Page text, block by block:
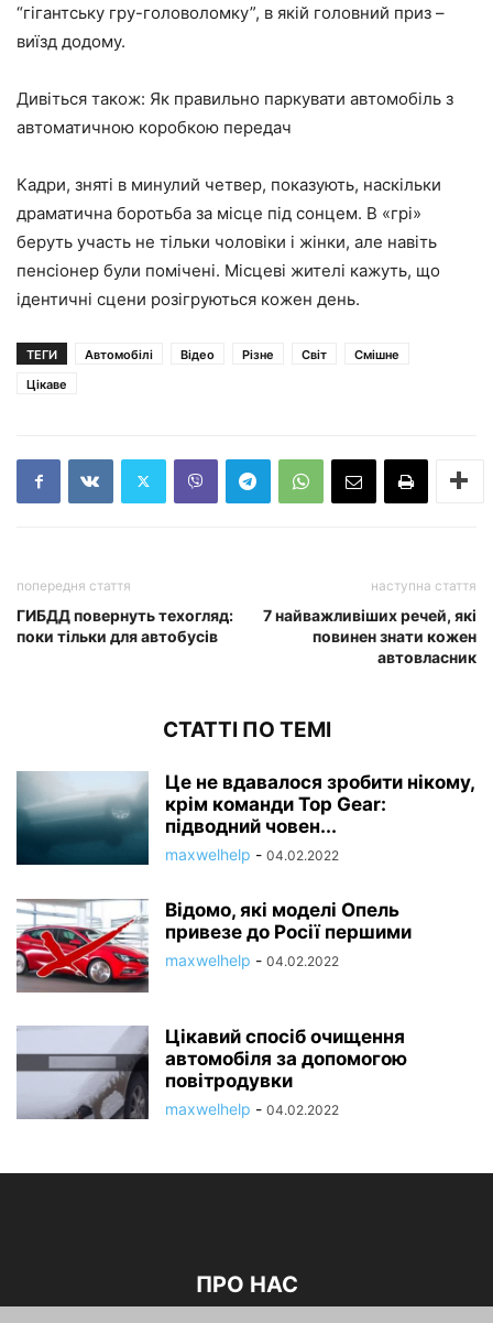
“гігантську гру-головоломку”, в якій головний приз –
виїзд додому.
Дивіться також: Як правильно паркувати автомобіль з
автоматичною коробкою передач
Кадри, зняті в минулий четвер, показують, наскільки
драматична боротьба за місце під сонцем. В «грі»
беруть участь не тільки чоловіки і жінки, але навіть
пенсіонер були помічені. Місцеві жителі кажуть, що
ідентичні сцени розігруються кожен день.
ТЕГИ Автомобілі Відео Різне Світ
Смішне
Цікаве
попередня стаття
ГИБДД повернуть техогляд:
поки тільки для автобусів
наступна стаття
7 найважливіших речей, які
повинен знати кожен
автовласник
СТАТТІ ПО ТЕМІ
Це не вдавалося зробити нікому,
крім команди Top Gear:
підводний човен...
maxwelhelp - 04.02.2022
Відомо, які моделі Опель
привезе до Росії першими
maxwelhelp - 04.02.2022
Цікавий спосіб очищення
автомобіля за допомогою
повітродувки
maxwelhelp - 04.02.2022
ПРО НАС